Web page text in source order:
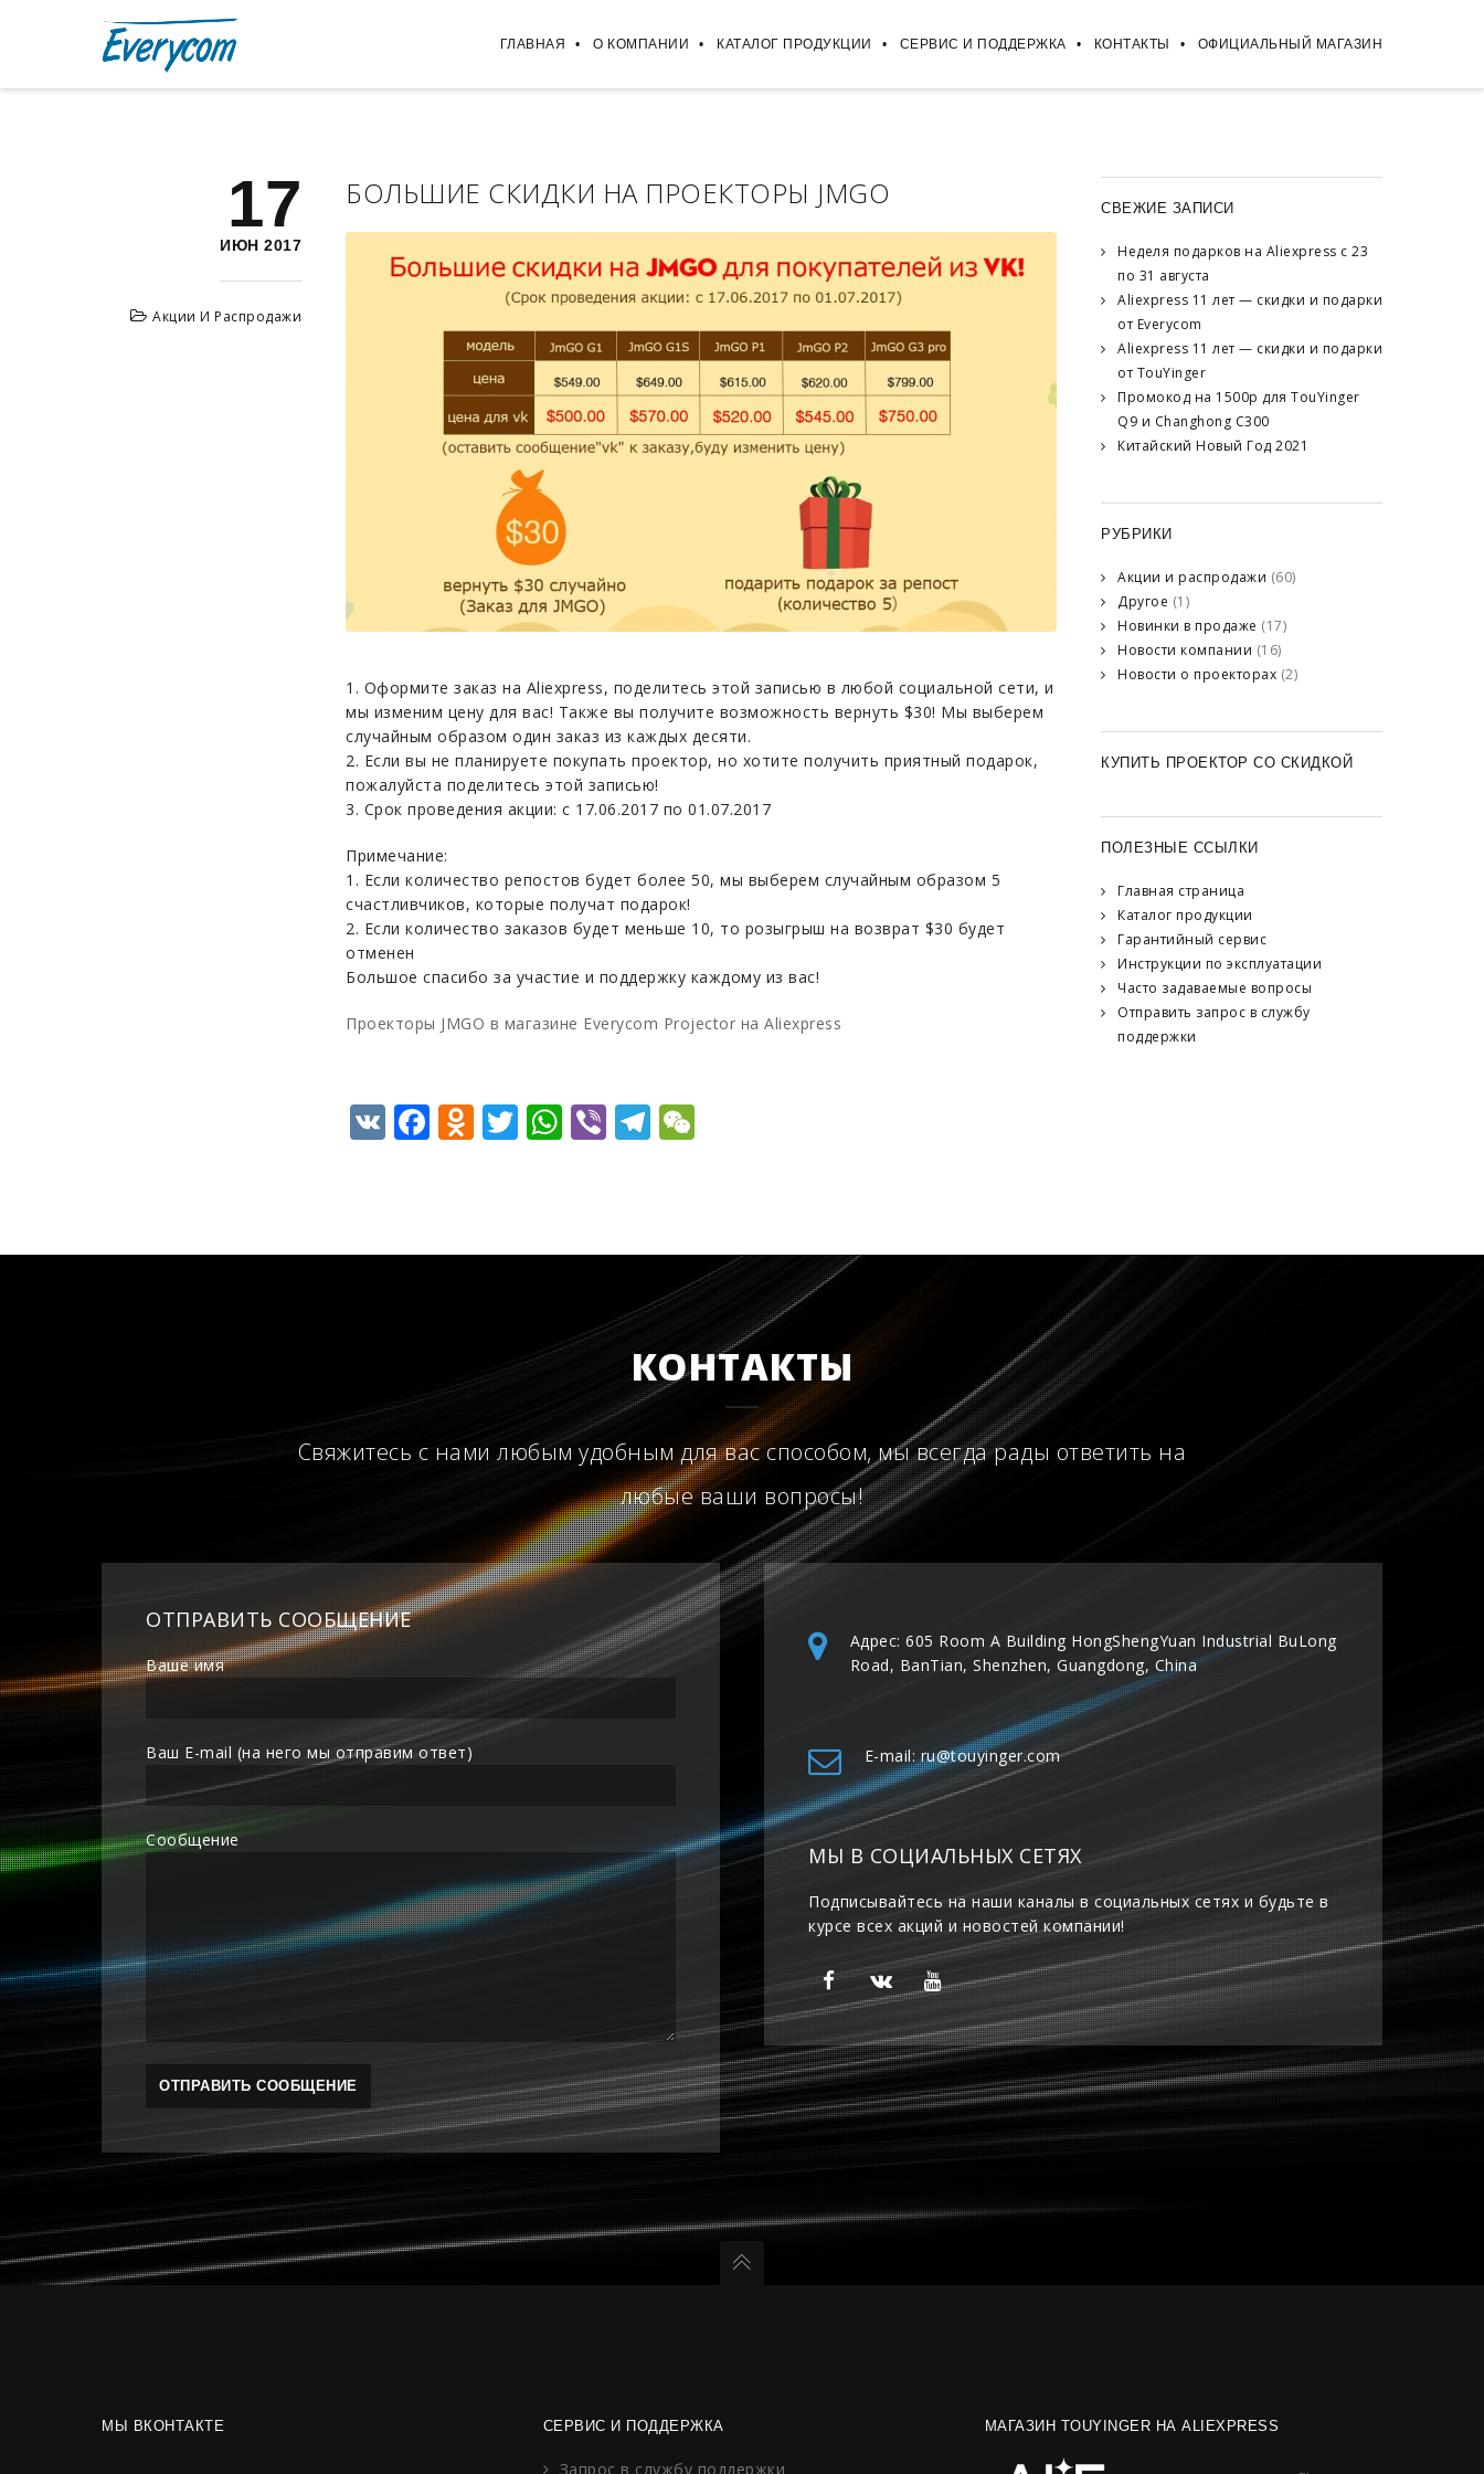
ГЛАВНАЯ О КОМПАНИИ КАТАЛОГ ПРОДУКЦИИ СЕРВИС И ПОДДЕРЖКА КОНТАКТЫ ОФИЦИАЛЬНЫЙ МАГАЗИН
17
ИЮН 2017
Акции И Распродажи
БОЛЬШИЕ СКИДКИ НА ПРОЕКТОРЫ JMGO
1. Оформите заказ на Aliexpress, поделитесь этой записью в любой социальной сети, и
мы изменим цену для вас! Также вы получите возможность вернуть $30! Мы выберем
случайным образом один заказ из каждых десяти.
2. Если вы не планируете покупать проектор, но хотите получить приятный подарок,
пожалуйста поделитесь этой записью!
3. Срок проведения акции: с 17.06.2017 по 01.07.2017
Примечание:
1. Если количество репостов будет более 50, мы выберем случайным образом 5
счастливчиков, которые получат подарок!
2. Если количество заказов будет меньше 10, то розыгрыш на возврат $30 будет
отменен
Большое спасибо за участие и поддержку каждому из вас!
Проекторы JMGO в магазине Everycom Projector на Aliexpress
VKFacebook
Odnoklassniki
Twitter
WhatsApp
ViberTelegram
СВЕЖИЕ ЗАПИСИ
Неделя подарков на Aliexpress с 23
по 31 августа
Aliexpress 11 лет — скидки и подарки
от Everycom
Aliexpress 11 лет — скидки и подарки
от TouYinger
Промокод на 1500р для TouYinger
Q9 и Changhong C300
Китайский Новый Год 2021
РУБРИКИ
Акции и распродажи (60)
Другое (1)
Новинки в продаже (17)
Новости компании (16)
Новости о проекторах (2)
КУПИТЬ ПРОЕКТОР СО СКИДКОЙ
ПОЛЕЗНЫЕ ССЫЛКИ
Главная страница
Каталог продукции
Гарантийный сервис
Инструкции по эксплуатации
Часто задаваемые вопросы
Отправить запрос в службу
поддержки
КОНТАКТЫ
Свяжитесь с нами любым удобным для вас способом, мы всегда рады ответить на
любые ваши вопросы!
ОТПРАВИТЬ СООБЩЕНИЕ
Ваше имя
Ваш E-mail (на него мы отправим ответ)
Сообщение
Адрес: 605 Room A Building HongShengYuan Industrial BuLong
Road, BanTian, Shenzhen, Guangdong, China
E-mail: ru@touyinger.com
МЫ В СОЦИАЛЬНЫХ СЕТЯХ
Подписывайтесь на наши каналы в социальных сетях и будьте в
курсе всех акций и новостей компании!
МЫ ВКОНТАКТЕ СЕРВИС И ПОДДЕРЖКА
Запрос в службу поддержки
МАГАЗИН TOUYINGER НА ALIEXPRESS